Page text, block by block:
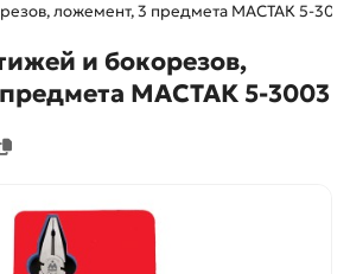
ложемент, 3 предмета МАСТАК 5-
и бокорезов,
МАСТАК 5-3003